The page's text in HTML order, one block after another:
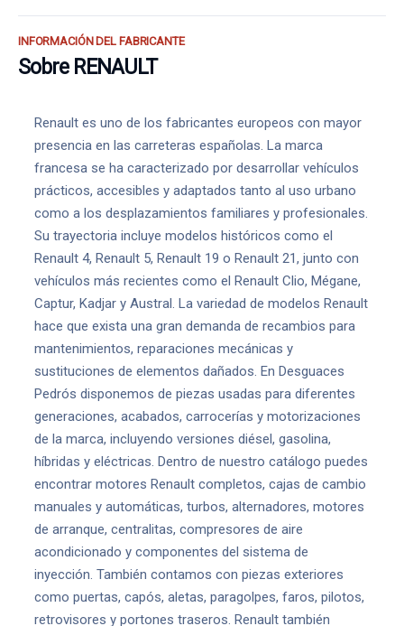
INFORMACIÓN DEL FABRICANTE
Sobre RENAULT
Renault es uno de los fabricantes europeos con mayor
presencia en las carreteras españolas. La marca
francesa se ha caracterizado por desarrollar vehículos
prácticos, accesibles y adaptados tanto al uso urbano
como a los desplazamientos familiares y profesionales.
Su trayectoria incluye modelos históricos como el
Renault 4, Renault 5, Renault 19 o Renault 21, junto con
vehículos más recientes como el Renault Clio, Mégane,
Captur, Kadjar y Austral. La variedad de modelos Renault
hace que exista una gran demanda de recambios para
mantenimientos, reparaciones mecánicas y
sustituciones de elementos dañados. En Desguaces
Pedrós disponemos de piezas usadas para diferentes
generaciones, acabados, carrocerías y motorizaciones
de la marca, incluyendo versiones diésel, gasolina,
híbridas y eléctricas. Dentro de nuestro catálogo puedes
encontrar motores Renault completos, cajas de cambio
manuales y automáticas, turbos, alternadores, motores
de arranque, centralitas, compresores de aire
acondicionado y componentes del sistema de
inyección. También contamos con piezas exteriores
como puertas, capós, aletas, paragolpes, faros, pilotos,
retrovisores y portones traseros. Renault también